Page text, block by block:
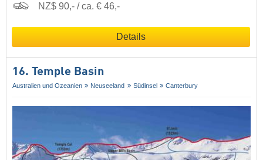
NZ$ 90,- / ca. € 46,-
Details
16. Temple Basin
Australien und Ozeanien Neuseeland Südinsel Canterbury